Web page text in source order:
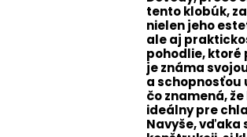
tento klobúk,
nielen jeho
ale aj
pohodlie, ktoré
je známa
a schopnosťou
čo znamená,
ideálny pre
Navyše, vďaka